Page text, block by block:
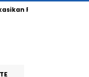
Press Release Anda!